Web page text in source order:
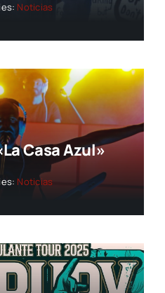
Noticias
Casa Azul»
Noticias